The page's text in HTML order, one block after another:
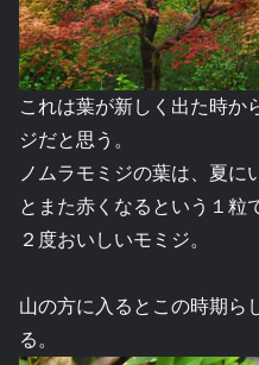
これは葉が新しく出た時か
ジだと思う。
ノムラモミジの葉は、夏に
とまた赤くなるという１粒
２度おいしいモミジ。
山の方に入るとこの時期ら
る。